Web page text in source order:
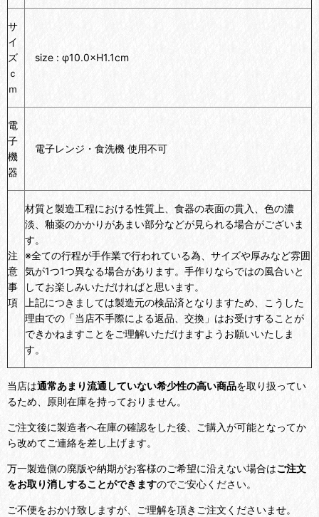
サ
イ
ズ
ｃ
ｍ
size : φ10.0×H1.1cm
電
子
機
器
電子レンジ・食洗機 使用不可
注
意
事
項
材質と製造工程における性質上、食器の表面の貫入、色の濃
淡、釉薬のかかりがあまい部分などが見られる場合がございま
す。
※全ての行程が手作業で行われている為、サイズや厚みなど雰囲
気が1つ1つ異なる場合があります。手作りならではの風合いと
してお楽しみいただければと思います。
上記につきましては製造元の検品済となりますため、こうした
理由での「当店不手際による返品、交換」はお受けすることが
できかねますことをご理解いただけますようお願いいたしま
す。
当店は通常あまり流通していない希少性の高い商品を取り扱ってい
るため、原則在庫を持っておりません。
ご注文後に製造者へ在庫の確認をした後、ご購入が可能となってか
ら改めてご連絡を差し上げます。
万一製造側の廃版や納期がお客様のご希望に沿えない場合はご注文
をお取り消しすることができますのでご安心ください。
ご不便をおかけ致しますが、ご理解を頂きご注文くださいませ。